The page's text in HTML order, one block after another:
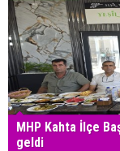
MHP Kahta İlçe
geldi